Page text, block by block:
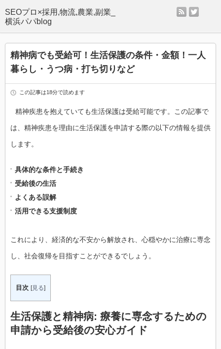
SEOプロ×採用,物流,農業,副業_
横浜パパblog
rss
精神病でも受給可！生活保護の条件・金額！一人
暮らし・うつ病・打ち切りなど
この記事は18分で読めます
精神疾患を抱えていても生活保護は受給可能です。この記事で
は、精神疾患を理由に生活保護を申請する際の以下の情報を提供
します。
具体的な条件と手続き
受給後の生活
よくある誤解
活用できる支援制度
これにより、経済的な不安から解放され、心穏やかに治療に専念
し、社会復帰を目指すことができるでしょう。
目次 [見る]
生活保護と精神病: 療養に専念するための
申請から受給後の安心ガイド